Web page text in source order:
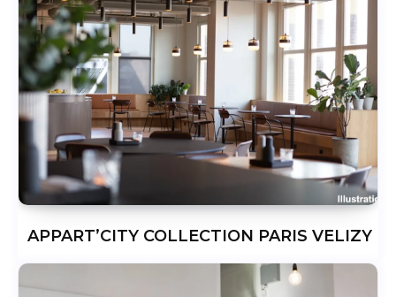
APPART’CITY COLLECTION PARIS VELIZY